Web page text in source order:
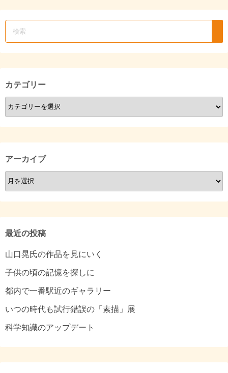
カテゴリー
カ
テ
ゴ
リ
ー
アーカイブ
ア
ー
カ
イ
ブ
最近の投稿
山口晃氏の作品を見にいく
子供の頃の記憶を探しに
都内で一番駅近のギャラリー
いつの時代も試行錯誤の「素描」展
科学知識のアップデート